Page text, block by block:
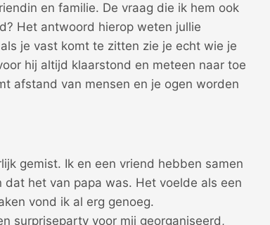
en familie. De vraag die ik hem ook
Het antwoord hierop weten jullie
je vast komt te zitten zie je echt wie je
hij altijd klaarstond en meteen naar toe
afstand van mensen en je ogen worden
gemist. Ik en een vriend hebben samen
het van papa was. Het voelde als een
vond ik al erg genoeg.
surpriseparty voor mij georganiseerd,